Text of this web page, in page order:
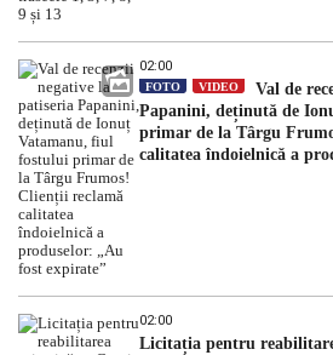
02:00
FOTO VIDEO
Val de
Papanini, deținută de
primar de la Târgu
calitatea îndoielnică a
02:00
Licitația pentru